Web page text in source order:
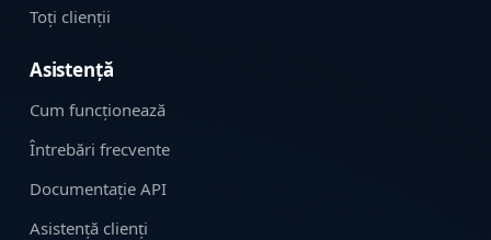
Toți clienții
Asistență
Cum funcționează
Întrebări frecvente
Documentație API
Asistență clienți